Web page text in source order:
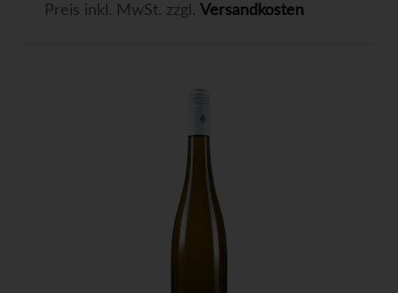
Preis inkl. MwSt. zzgl. Versandkosten